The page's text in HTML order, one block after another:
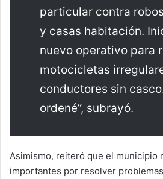
particular contra
y casas habitación.
nuevo operativo para
motocicletas
conductores sin
ordené”, subrayó.
Asimismo, reiteró que el municipio
importantes por resolver